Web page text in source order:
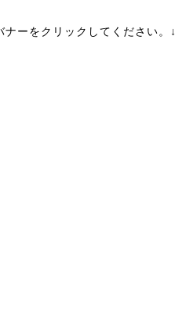
ーをクリックしてください。↓